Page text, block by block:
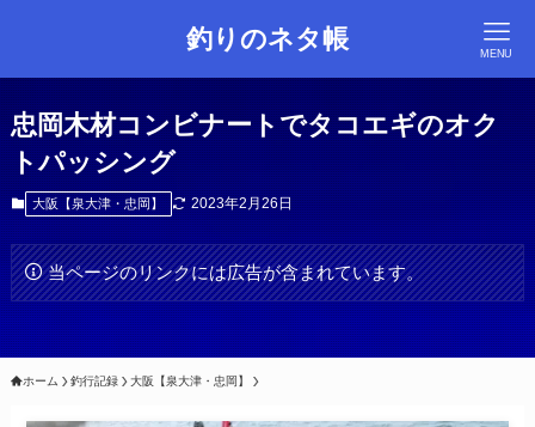
釣りのネタ帳 MENU
忠岡木材コンビナートでタコエギのオク
トパッシング
大阪【泉大津・忠岡】 2023年2月26日
当ページのリンクには広告が含まれています。
ホーム 釣行記録 大阪【泉大津・忠岡】